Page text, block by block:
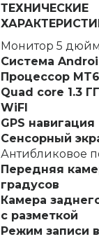
ТЕХНИЧЕСКИЕ
Монитор 5
Система
Процессор
Quad core 1.3
WiFI
GPS навигация
Сенсорный
Антибликовое
Передняя
градусов
Камера
с разметкой
Режим записи